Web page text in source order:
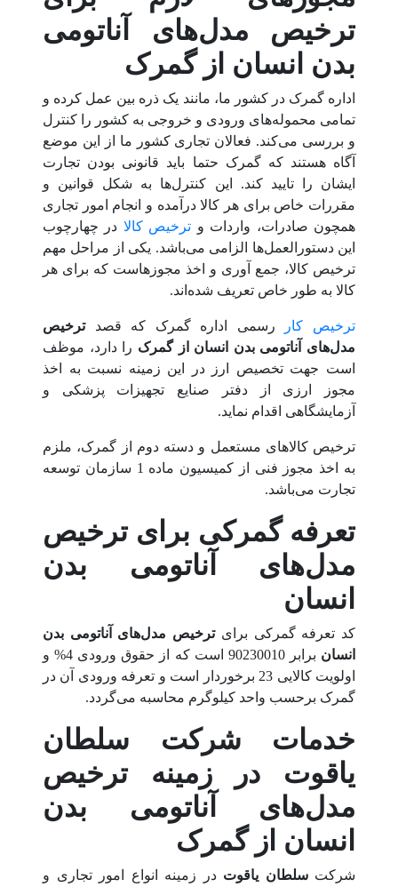
ترخیص مدل‌های آناتومی
بدن انسان از گمرک
اداره گمرک در کشور ما، مانند یک ذره بین عمل کرده و
تمامی محموله‌های ورودی و خروجی به کشور را کنترل
و بررسی می‌کند. فعالان تجاری کشور ما از این موضع
آگاه هستند که گمرک حتما باید قانونی بودن تجارت
ایشان را تایید کند. این کنترل‌ها به شکل قوانین و
مقررات خاص برای هر کالا درآمده و انجام امور تجاری
همچون صادرات، واردات و ترخیص کالا در چهارچوب
این دستورالعمل‌ها الزامی می‌باشد. یکی از مراحل مهم
ترخیص کالا، جمع آوری و اخذ مجوزهاست که برای هر
کالا به طور خاص تعریف شده‌اند.
ترخیص کار رسمی اداره گمرک که قصدترخیص
مدل‌های آناتومی بدن انسان از گمرک را دارد، موظف
است جهت تخصیص ارز در این زمینه نسبت به اخذ
مجوز ارزی از دفتر صنایع تجهیزات پزشکی و
آزمایشگاهی اقدام نماید.
ترخیص کالاهای مستعمل و دسته دوم از گمرک، ملزم
به اخذ مجوز فنی از کمیسیون ماده 1 سازمان توسعه
تجارت می‌باشد.
تعرفه گمرکی برای ترخیص
مدل‌های آناتومی بدن
انسان
کد تعرفه گمرکی برایترخیص مدل‌های آناتومی بدن
انسان
برابر 90230010 است که از حقوق ورودی 4% و
اولویت کالایی 23 برخوردار است و تعرفه ورودی آن در
گمرک برحسب واحد کیلوگرم محاسبه می‌گردد.
خدمات شرکت سلطان
یاقوت در زمینه ترخیص
مدل‌های آناتومی بدن
انسان از گمرک
شرکتسلطان یاقوت در زمینه انواع امور تجاری و